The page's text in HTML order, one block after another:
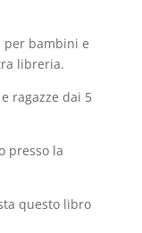
bambini e
libreria.
ragazze dai 5
presso la
questo libro